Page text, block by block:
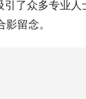
了众多专业
留念。